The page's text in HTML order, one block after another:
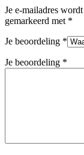
Je e-mailadres
gemarkeerd met *
Je beoordeling *
Je beoordeling *